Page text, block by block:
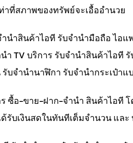
าที่สภาพของทรัพย์จะเอื้ออำนวย
ำนำสินค้าไอที รับจำนำมือถือ ไอ
ำ TV บริการ รับจำนำสินค้าไอ
บจำนำนาฬิกา รับจำนำกระเป๋าแ
ซื้อ-ขาย-ฝาก-จำนำ สินค้าไอที
รับเงินสดในทันทีเต็มจำนวน แล